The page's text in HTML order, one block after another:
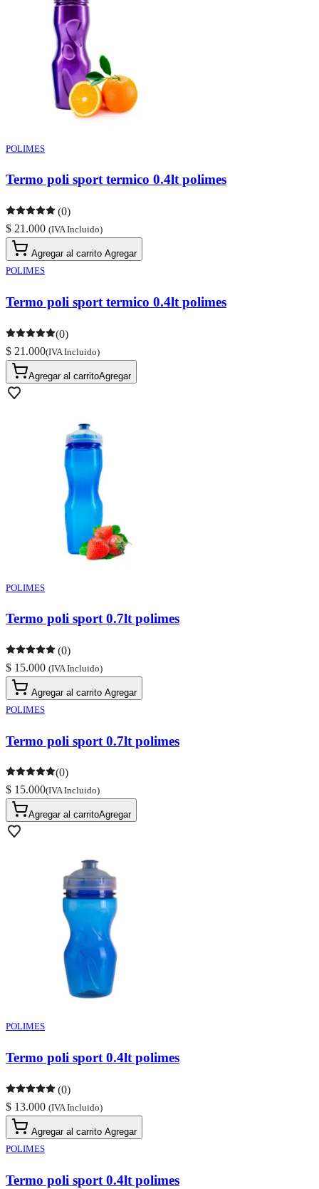
POLIMES
Termo poli sport termico 0.4lt polimes
(0)
$ 21.000 (IVA Incluido)
Agregar al carrito Agregar
POLIMES
Termo poli sport termico 0.4lt polimes
(0)
$ 21.000(IVA Incluido)
Agregar al carritoAgregar
POLIMES
Termo poli sport 0.7lt polimes
(0)
$ 15.000 (IVA Incluido)
Agregar al carrito Agregar
POLIMES
Termo poli sport 0.7lt polimes
(0)
$ 15.000(IVA Incluido)
Agregar al carritoAgregar
POLIMES
Termo poli sport 0.4lt polimes
(0)
$ 13.000 (IVA Incluido)
Agregar al carrito Agregar
POLIMES
Termo poli sport 0.4lt polimes